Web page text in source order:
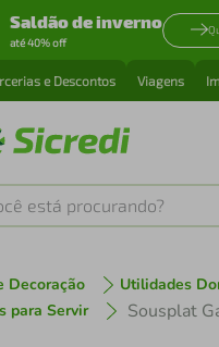
Saldão de inverno
até 40% off
e Descontos Viagens
está procurando?
Decoração
Utilidades
para Servir